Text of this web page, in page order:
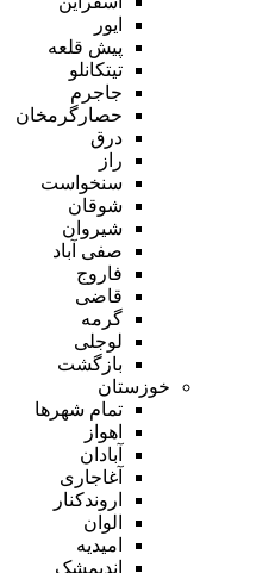
ایور
پیش قلعه
تیتکانلو
جاجرم
حصارگرمخان
درق
راز
سنخواست
شوقان
شیروان
صفی آباد
فاروج
قاضی
گرمه
لوجلی
بازگشت
خوزستان
تمام شهر‌ها
اهواز
آبادان
آغاجاری
اروندکنار
الوان
امیدیه
اندیمشک